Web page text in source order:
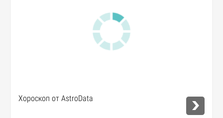
Хороскоп от AstroData